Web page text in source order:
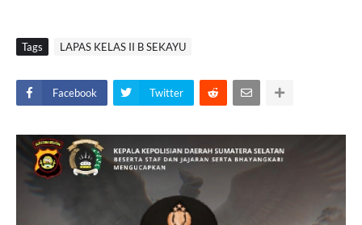
Tags LAPAS KELAS II B SEKAYU
Facebook Twitter